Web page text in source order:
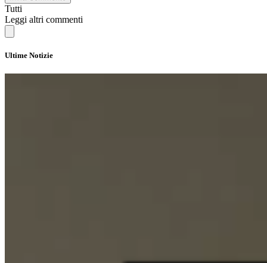
Tutti
Leggi altri commenti
Ultime Notizie